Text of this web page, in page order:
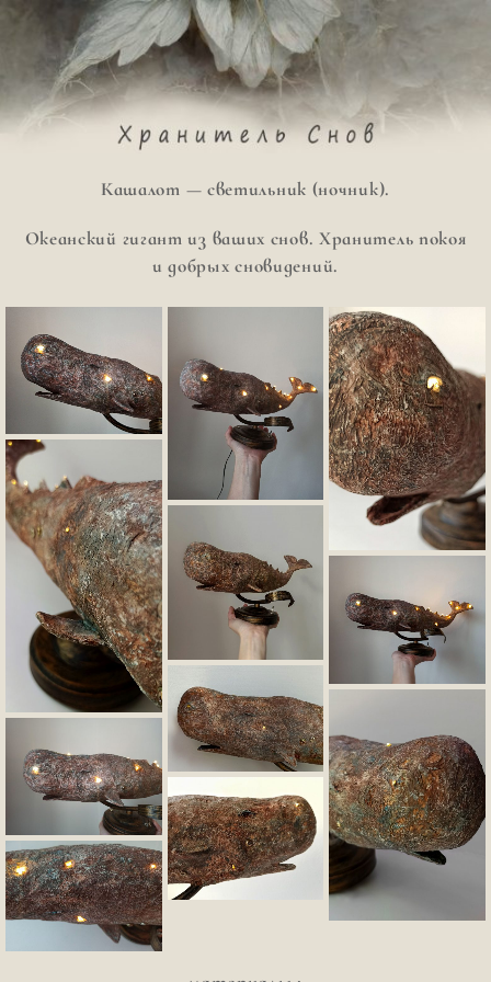
Перейти
содержимому
Кашалот — светильник (ночник).
Океанский гигант из ваших снов. Хранитель покоя
и добрых сновидений.